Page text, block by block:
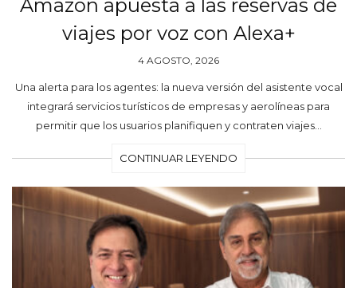
Amazon apuesta a las reservas de
viajes por voz con Alexa+
4 AGOSTO, 2026
Una alerta para los agentes: la nueva versión del asistente vocal
integrará servicios turísticos de empresas y aerolíneas para
permitir que los usuarios planifiquen y contraten viajes…
CONTINUAR LEYENDO